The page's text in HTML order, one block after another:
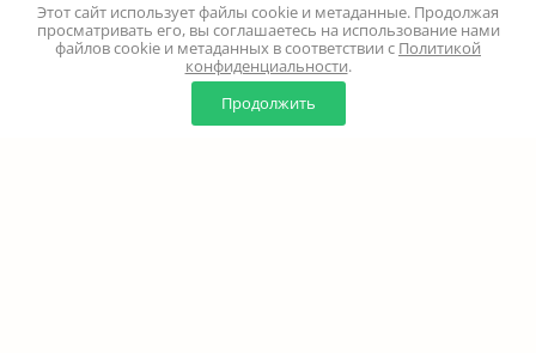
0
Корзина
Этот сайт использует файлы cookie и метаданные. Продолжая
просматривать его, вы соглашаетесь на использование нами
файлов cookie и метаданных в соответствии с Политикой
конфиденциальности.
Продолжить